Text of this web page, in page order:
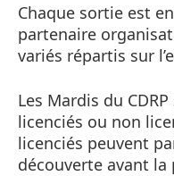
Chaque sortie est
partenaire
variés répartis sur
Les Mardis du
licenciés ou non
licenciés peuvent
découverte avant la